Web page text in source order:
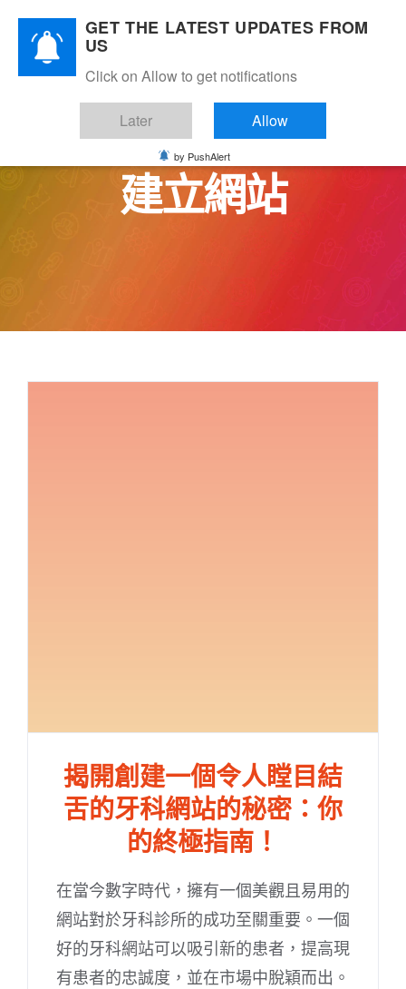
Skip
content
建立網站
揭開創建一個令人瞠目結
舌的牙科網站的秘密：你
的終極指南！
在當今數字時代，擁有一個美觀且易用的
網站對於牙科診所的成功至關重要。一個
好的牙科網站可以吸引新的患者，提高現
有患者的忠誠度，並在市場中脫穎而出。
GET THE LATEST UPDATES FROM
US
Click on Allow to get notifications
Later Allow
by PushAlert